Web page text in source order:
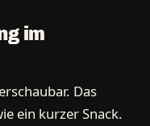
im
Das
ein kurzer Snack.